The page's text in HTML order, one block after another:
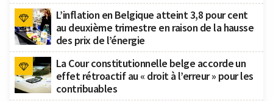
L’inflation en Belgique atteint 3,8 pour cent
au deuxième trimestre en raison de la hausse
des prix de l’énergie
La Cour constitutionnelle belge accorde un
effet rétroactif au « droit à l’erreur » pour les
contribuables